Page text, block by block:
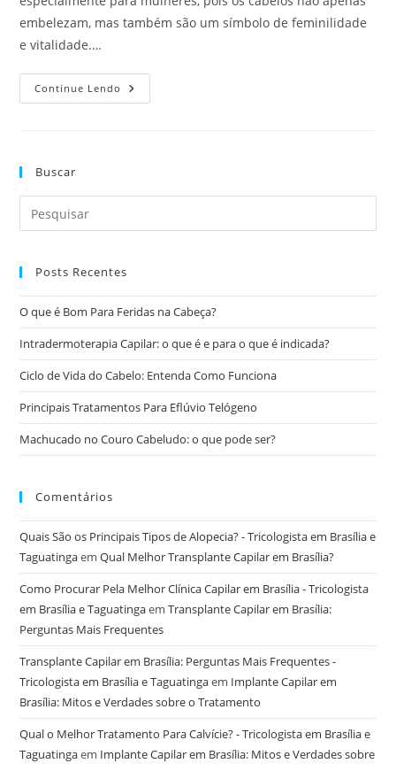
embelezam, mas também são um símbolo de feminilidade
e vitalidade.…
Continue Lendo
Buscar
Posts Recentes
O que é Bom Para Feridas na Cabeça?
Intradermoterapia Capilar: o que é e para o que é indicada?
Ciclo de Vida do Cabelo: Entenda Como Funciona
Principais Tratamentos Para Eflúvio Telógeno
Machucado no Couro Cabeludo: o que pode ser?
Comentários
Quais São os Principais Tipos de Alopecia? - Tricologista em Brasília e
TaguatingaemQual Melhor Transplante Capilar em Brasília?
Como Procurar Pela Melhor Clínica Capilar em Brasília - Tricologista
em Brasília e TaguatingaemTransplante Capilar em Brasília:
Perguntas Mais Frequentes
Transplante Capilar em Brasília: Perguntas Mais Frequentes -
Tricologista em Brasília e Taguatingaem Implante Capilar em
Brasília: Mitos e Verdades sobre o Tratamento
Qual o Melhor Tratamento Para Calvície? - Tricologista em Brasília e
Taguatingaem Implante Capilar em Brasília: Mitos e Verdades sobre